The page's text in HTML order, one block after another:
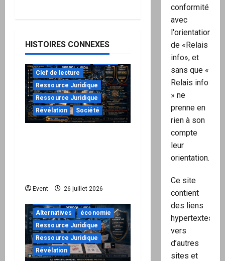
HISTOIRES CONNEXES
Clef de lecture
Ressource Juridique
Ressource Juridique
Révélation
Société
Event 26 juillet 2026
"URGENT"
Alternatives
économie
Ressource Juridique
Ressource Juridique
Révélation
conformité
avec
l'orientation
de «Relais
info», et
sans que «
Relais info
» ne
prenne en
rien à son
compte
leur
orientation.
Ce site
contient
des liens
hypertextes
vers
d’autres
sites et